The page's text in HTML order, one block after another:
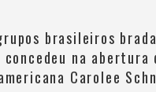
brasileiros
na abertura
Carolee